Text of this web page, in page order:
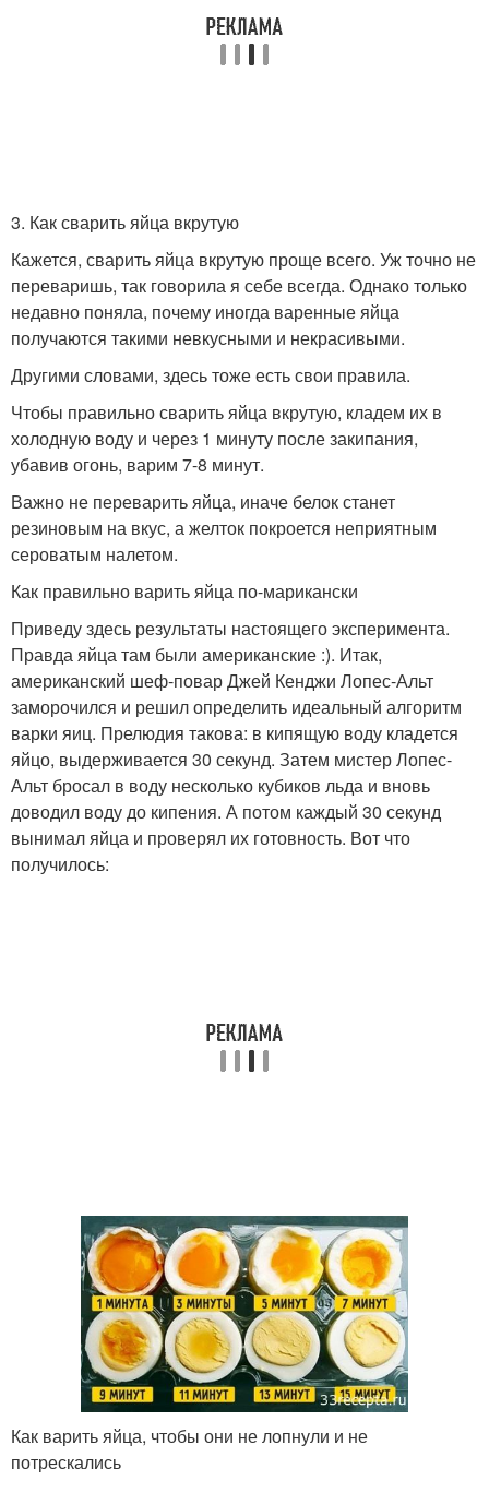
3. Как сварить яйца вкрутую
Кажется, сварить яйца вкрутую проще всего. Уж точно не
переваришь, так говорила я себе всегда. Однако только
недавно поняла, почему иногда варенные яйца
получаются такими невкусными и некрасивыми.
Другими словами, здесь тоже есть свои правила.
Чтобы правильно сварить яйца вкрутую, кладем их в
холодную воду и через 1 минуту после закипания,
убавив огонь, варим 7-8 минут.
Важно не переварить яйца, иначе белок станет
резиновым на вкус, а желток покроется неприятным
сероватым налетом.
Как правильно варить яйца по-марикански
Приведу здесь результаты настоящего эксперимента.
Правда яйца там были американские :). Итак,
американский шеф-повар Джей Кенджи Лопес-Альт
заморочился и решил определить идеальный алгоритм
варки яиц. Прелюдия такова: в кипящую воду кладется
яйцо, выдерживается 30 секунд. Затем мистер Лопес-
Альт бросал в воду несколько кубиков льда и вновь
доводил воду до кипения. А потом каждый 30 секунд
вынимал яйца и проверял их готовность. Вот что
получилось:
Как варить яйца, чтобы они не лопнули и не
потрескались